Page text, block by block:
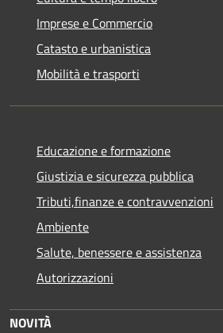
Imprese e Commercio
Catasto e urbanistica
Mobilità e trasporti
Educazione e formazione
Giustizia e sicurezza pubblica
Tributi,finanze e contravvenzioni
Ambiente
Salute, benessere e assistenza
Autorizzazioni
NOVITÀ